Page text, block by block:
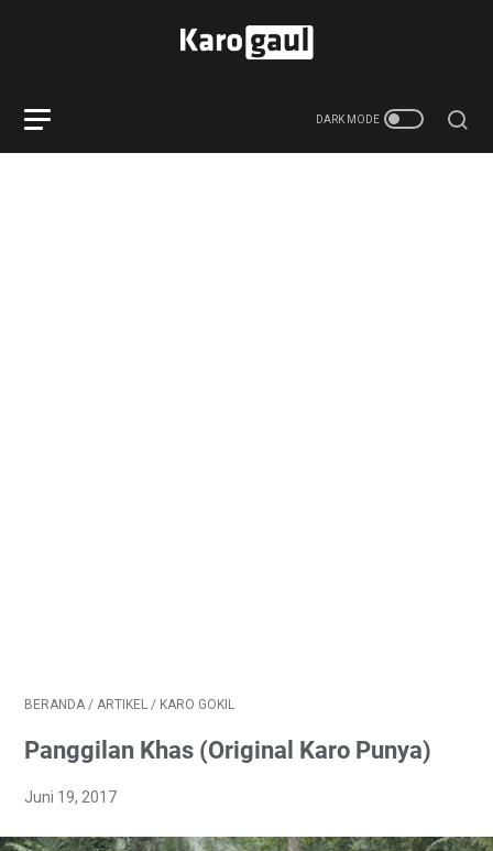
BERANDA / ARTIKEL / KARO GOKIL
Panggilan Khas (Original Karo Punya)
Juni 19, 2017